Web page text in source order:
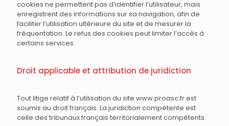
cookies ne permettent pas d’identifier l’utilisateur, mais
enregistrent des informations sur sa navigation, afin de
faciliter l’utilisation ultérieure du site et de mesurer la
fréquentation. Le refus des cookies peut limiter l’accès à
certains services.
Droit applicable et attribution de juridiction
Tout litige relatif à l’utilisation du site www.proasc.fr est
soumis au droit français. La juridiction compétente est
celle des tribunaux français territorialement compétents.